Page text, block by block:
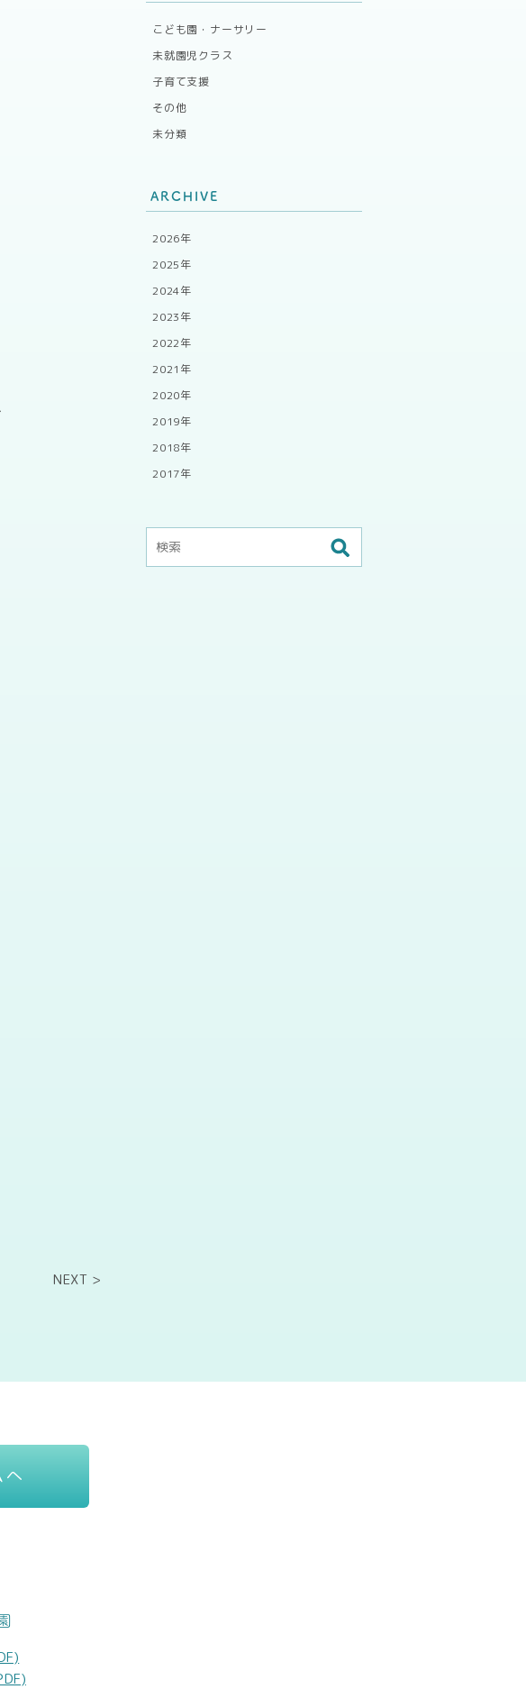
NEXT >
こども園・ナーサリー
未就園児クラス
子育て支援
その他
未分類
ARCHIVE
2026年
2025年
2024年
2023年
2022年
2021年
2020年
2019年
2018年
2017年